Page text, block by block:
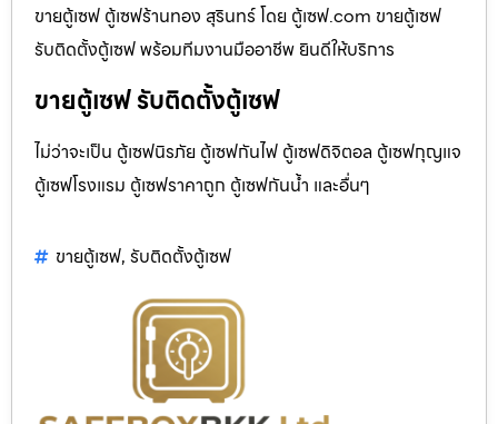
ขายตู้เซฟ ตู้เซฟร้านทอง สุรินทร์ โดย ตู้เซฟ.com ขายตู้เซฟ
รับติดตั้งตู้เซฟ พร้อมทีมงานมืออาชีพ ยินดีให้บริการ
ขายตู้เซฟ รับติดตั้งตู้เซฟ
ไม่ว่าจะเป็น ตู้เซฟนิรภัย ตู้เซฟกันไฟ ตู้เซฟดิจิตอล ตู้เซฟกุญแจ
ตู้เซฟโรงแรม ตู้เซฟราคาถูก ตู้เซฟกันน้ำ และอื่นๆ
ขายตู้เซฟ, รับติดตั้งตู้เซฟ